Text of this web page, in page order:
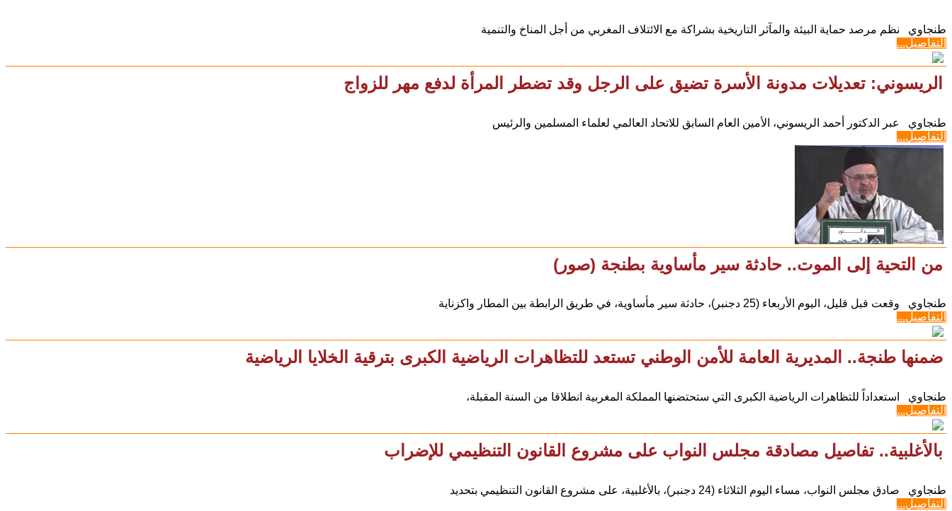
طنجاوي نظم مرصد حماية البيئة والمآثر التاريخية بشراكة مع الائتلاف المغربي من أجل المناخ والتنمية
التفاصيل...
الريسوني: تعديلات مدونة الأسرة تضيق على الرجل وقد تضطر المرأة لدفع مهر للزواج
طنجاوي عبر الدكتور أحمد الريسوني، الأمين العام السابق للاتحاد العالمي لعلماء المسلمين والرئيس
التفاصيل...
من التحية إلى الموت.. حادثة سير مأساوية بطنجة (صور)
طنجاوي وقعت قبل قليل، اليوم الأربعاء (25 دجنبر)، حادثة سير مأساوية، في طريق الرابطة بين المطار واكزناية
التفاصيل...
ضمنها طنجة.. المديرية العامة للأمن الوطني تستعد للتظاهرات الرياضية الكبرى بترقية الخلايا الرياضية
طنجاوي استعداداً للتظاهرات الرياضية الكبرى التي ستحتضنها المملكة المغربية انطلاقا من السنة المقبلة،
التفاصيل...
بالأغلبية.. تفاصيل مصادقة مجلس النواب على مشروع القانون التنظيمي للإضراب
طنجاوي صادق مجلس النواب، مساء اليوم الثلاثاء (24 دجنبر)، بالأغلبية، على مشروع القانون التنظيمي بتحديد
التفاصيل...